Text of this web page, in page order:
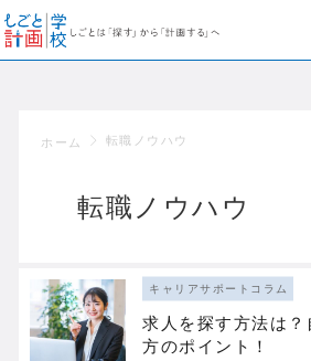
ホーム 転職ノウハウ
転職ノウハウ
キャリアサポートコラム
求人を探す方法は？
方のポイント！